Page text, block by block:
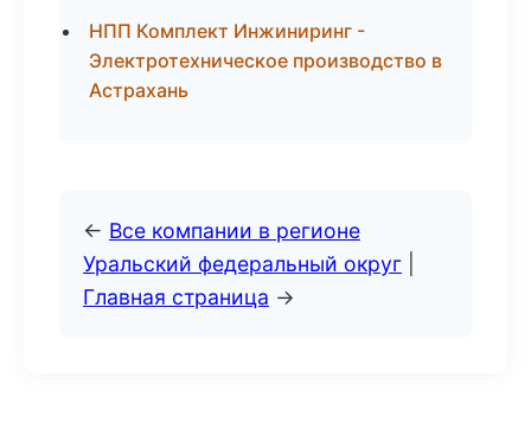
НПП Комплект Инжиниринг -
Электротехническое производство в
Астрахань
← Все компании в регионе
Уральский федеральный округ
Главная страница →